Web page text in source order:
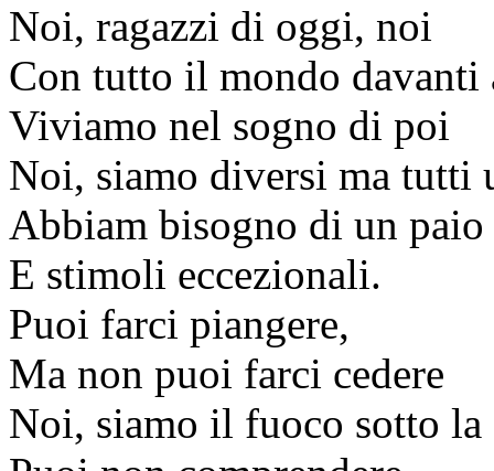
Noi, ragazzi di oggi, noi
Con tutto il mondo davanti
Viviamo nel sogno di poi
Noi, siamo diversi ma tutti
Abbiam bisogno di un
E stimoli eccezionali.
Puoi farci piangere,
Ma non puoi farci cedere
Noi, siamo il fuoco sotto la